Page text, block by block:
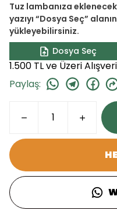
Tuz lambanıza
yazıyı “Dosya Seç”
yükleyebilirsiniz.
Dosya Seç
1.500 TL ve Üzeri
Paylaş: